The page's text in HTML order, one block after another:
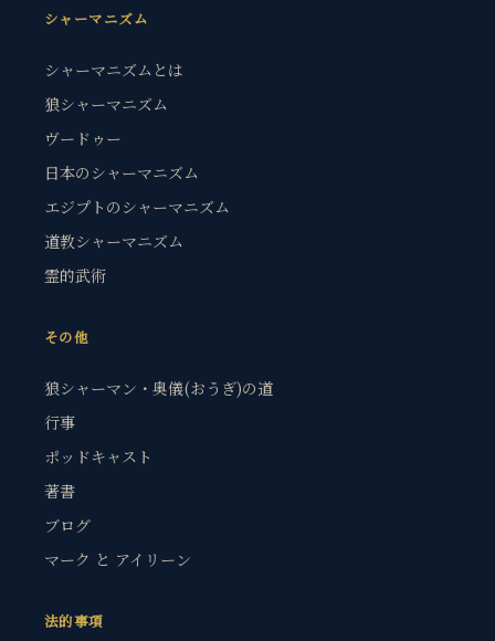
シャーマニズム
シャーマニズムとは
狼シャーマニズム
ヴードゥー
日本のシャーマニズム
エジプトのシャーマニズム
道教シャーマニズム
霊的武術
その他
狼シャーマン・奥儀(おうぎ)の道
行事
ポッドキャスト
著書
ブログ
マーク と アイリーン
法的事項